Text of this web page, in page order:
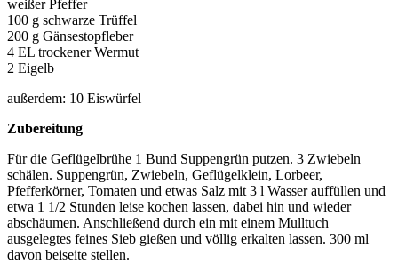
weißer Pfeffer
100 g schwarze Trüffel
200 g Gänsestopfleber
4 EL trockener Wermut
2 Eigelb
außerdem: 10 Eiswürfel
Zubereitung
Für die Geflügelbrühe 1 Bund Suppengrün putzen. 3 Zwiebeln
schälen. Suppengrün, Zwiebeln, Geflügelklein, Lorbeer,
Pfefferkörner, Tomaten und etwas Salz mit 3 l Wasser auffüllen und
etwa 1 1/2 Stunden leise kochen lassen, dabei hin und wieder
abschäumen. Anschließend durch ein mit einem Mulltuch
ausgelegtes feines Sieb gießen und völlig erkalten lassen. 300 ml
davon beiseite stellen.